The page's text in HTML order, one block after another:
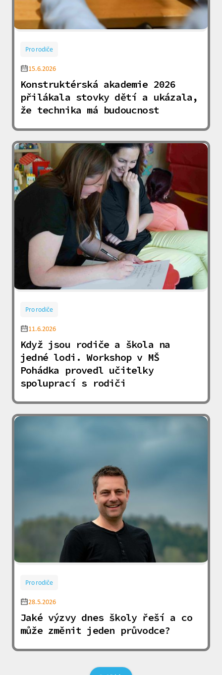
Pro rodiče
15.6.2026
Konstruktérská akademie 2026
přilákala stovky dětí a ukázala,
že technika má budoucnost
Pro rodiče
11.6.2026
Když jsou rodiče a škola na
jedné lodi. Workshop v MŠ
Pohádka provedl učitelky
spoluprací s rodiči
Pro rodiče
28.5.2026
Jaké výzvy dnes školy řeší a co
může změnit jeden průvodce?